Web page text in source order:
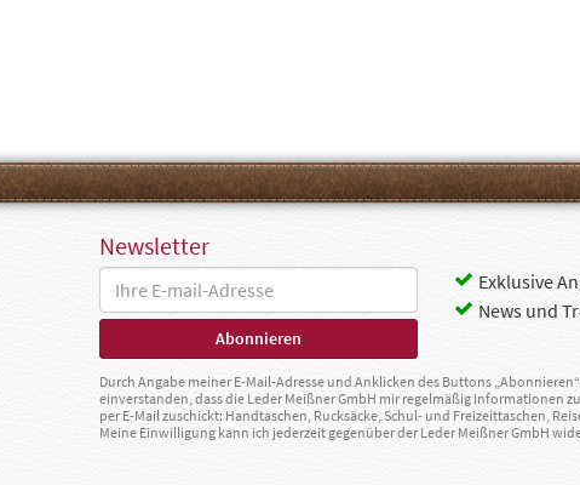
Newsletter
Exklusive
News und
Durch Angabe meiner E-Mail-Adresse und Anklicken des Buttons
einverstanden, dass die Leder Meißner GmbH mir regelmäßig Informationen
per E-Mail zuschickt: Handtaschen, Rucksäcke, Schul- und Freizeittaschen,
Meine Einwilligung kann ich jederzeit gegenüber der Leder Meißner GmbH